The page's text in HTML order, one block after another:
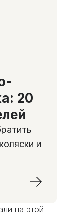
20
и
на этой